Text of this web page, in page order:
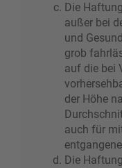
Die
außer bei
und
grob
auf die bei
der Höhe
auch für
Die